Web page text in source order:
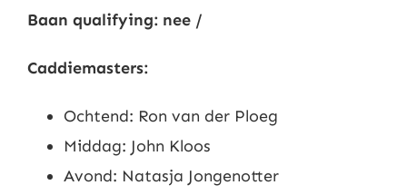
Baan qualifying: nee /
Caddiemasters:
Ochtend: Ron van der Ploeg
Middag: John Kloos
Avond: Natasja Jongenotter